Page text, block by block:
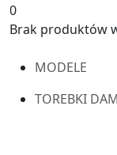
0
Brak produktów
MODELE
TOREBKI